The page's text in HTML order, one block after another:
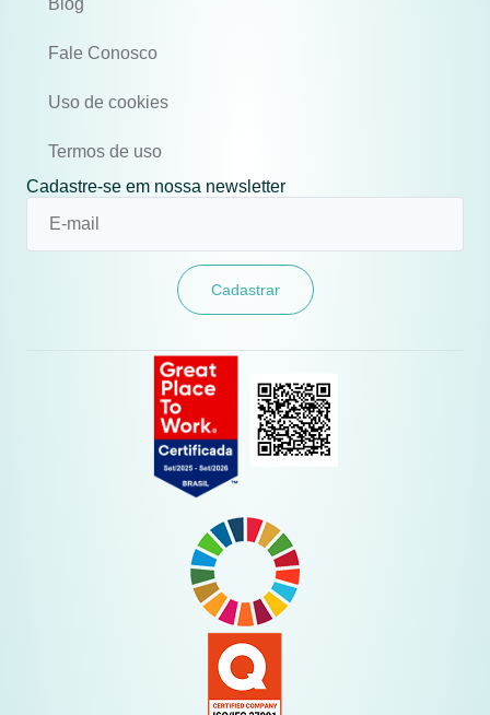
Blog
Fale Conosco
Uso de cookies
Termos de uso
Cadastre-se em nossa newsletter
Cadastrar